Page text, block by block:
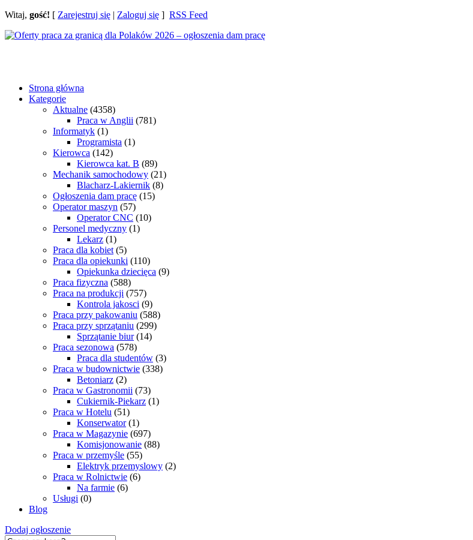
Witaj, gość! [ Zarejestruj się | Zaloguj się ] RSS Feed
Strona główna
Kategorie
Aktualne (4358)
Praca w Anglii (781)
Informatyk (1)
Programista (1)
Kierowca (142)
Kierowca kat. B (89)
Mechanik samochodowy (21)
Blacharz-Lakiernik (8)
Ogłoszenia dam pracę (15)
Operator maszyn (57)
Operator CNC (10)
Personel medyczny (1)
Lekarz (1)
Praca dla kobiet (5)
Praca dla opiekunki (110)
Opiekunka dziecięca (9)
Praca fizyczna (588)
Praca na produkcji (757)
Kontrola jakosci (9)
Praca przy pakowaniu (588)
Praca przy sprzątaniu (299)
Sprzątanie biur (14)
Praca sezonowa (578)
Praca dla studentów (3)
Praca w budownictwie (338)
Betoniarz (2)
Praca w Gastronomii (73)
Cukiernik-Piekarz (1)
Praca w Hotelu (51)
Konserwator (1)
Praca w Magazynie (697)
Komisjonowanie (88)
Praca w przemyśle (55)
Elektryk przemyslowy (2)
Praca w Rolnictwie (6)
Na farmie (6)
Usługi (0)
Blog
Dodaj ogłoszenie